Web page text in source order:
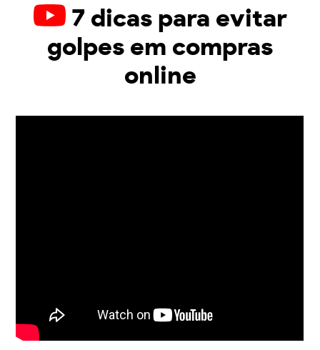
7 dicas para evitar
golpes em compras
online